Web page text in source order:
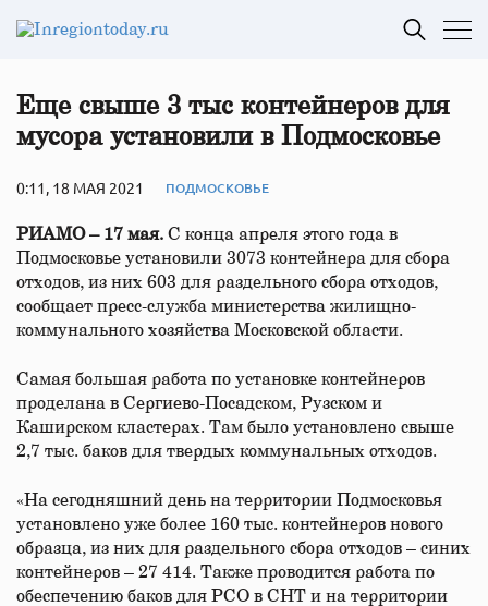
Еще свыше 3 тыс контейнеров для
мусора установили в Подмосковье
0:11, 18 МАЯ 2021 ПОДМОСКОВЬЕ
РИАМО – 17 мая. С конца апреля этого года в
Подмосковье установили 3073 контейнера для сбора
отходов, из них 603 для раздельного сбора отходов,
сообщает пресс-служба министерства жилищно-
коммунального хозяйства Московской области.
Самая большая работа по установке контейнеров
проделана в Сергиево-Посадском, Рузском и
Каширском кластерах. Там было установлено свыше
2,7 тыс. баков для твердых коммунальных отходов.
«На сегодняшний день на территории Подмосковья
установлено уже более 160 тыс. контейнеров нового
образца, из них для раздельного сбора отходов – синих
контейнеров – 27 414. Также проводится работа по
обеспечению баков для РСО в СНТ и на территории